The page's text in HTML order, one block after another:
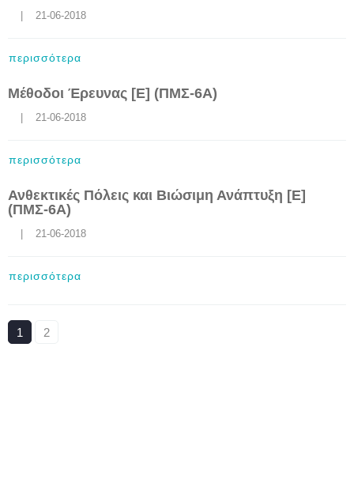
    |    21-06-2018
περισσότερα
Μέθοδοι Έρευνας [Ε] (ΠΜΣ-6Α)
    |    21-06-2018
περισσότερα
Ανθεκτικές Πόλεις και Βιώσιμη Ανάπτυξη [Ε]
(ΠΜΣ-6Α)
    |    21-06-2018
περισσότερα
1 2